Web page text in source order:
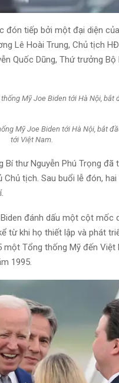
đón tiếp bởi một đại diện
Lê Hoài Trung, Chủ tịch
Quốc Dũng, Thứ trưởng Bộ
Mỹ Joe Biden tới Hà Nội, bắt
tới Việt Nam.
Bí thư Nguyễn Phú Trọng
tịch. Sau buổi lễ đón,
đánh dấu một cột mốc
từ khi họ thiết lập và phát
Tổng thống Mỹ đến Việt
1995.